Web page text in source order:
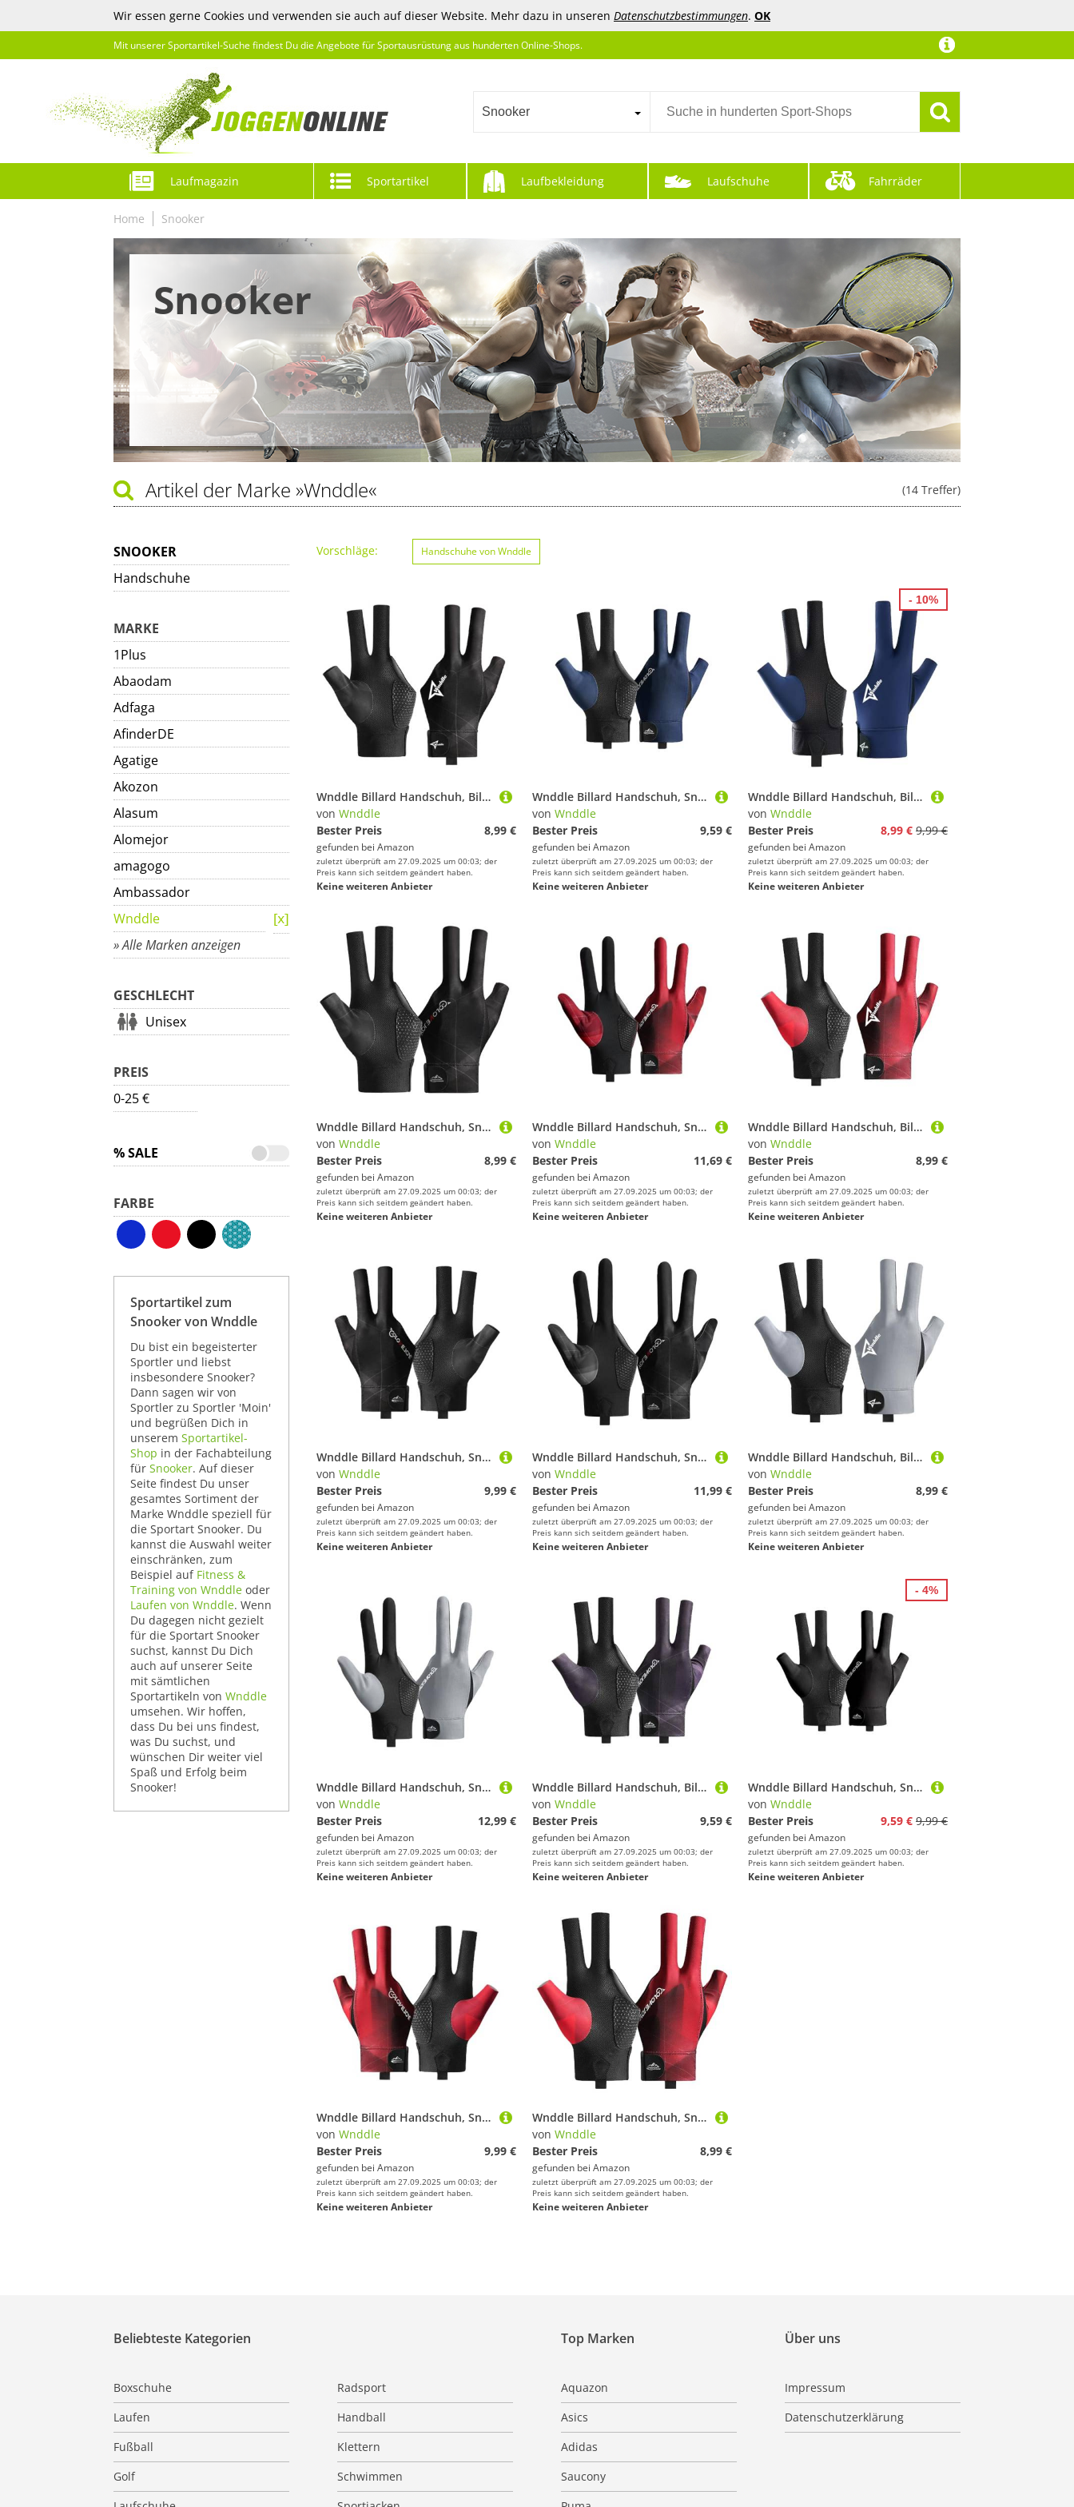
Wir essen gerne Cookies und verwenden sie auch auf dieser Website. Mehr dazu in unseren Datenschutzbestimmungen. OK
Mit unserer Sportartikel-Suche findest Du die Angebote für Sportausrüstung aus hunderten Online-Shops.
Snooker
Laufmagazin Sportartikel Laufbekleidung Laufschuhe Fahrräder
Home Snooker
Snooker
(14 Treffer)
Artikel der Marke »Wnddle«
SNOOKER
Handschuhe
MARKE
1Plus
Abaodam
Adfaga
AfinderDE
Agatige
Akozon
Alasum
Alomejor
amagogo
Ambassador
Wnddle
» Alle Marken anzeigen
GESCHLECHT
Unisex
PREIS
0-25 €
% SALE
FARBE
Sportartikel zum
Snooker von Wnddle
Du bist ein begeisterter
Sportler und liebst
insbesondere Snooker?
Dann sagen wir von
Sportler zu Sportler 'Moin'
und begrüßen Dich in
unserem Sportartikel-
Shop in der Fachabteilung
für Snooker. Auf dieser
Seite findest Du unser
gesamtes Sortiment der
Marke Wnddle speziell für
die Sportart Snooker. Du
kannst die Auswahl weiter
einschränken, zum
Beispiel auf Fitness &
Training von Wnddle oder
Laufen von Wnddle. Wenn
Du dagegen nicht gezielt
für die Sportart Snooker
suchst, kannst Du Dich
auch auf unserer Seite
mit sämtlichen
Sportartikeln von Wnddle
umsehen. Wir hoffen,
dass Du bei uns findest,
was Du suchst, und
wünschen Dir weiter viel
Spaß und Erfolg beim
Snooker!
Vorschläge: Handschuhe von Wnddle
Wnddle Billard Handschuh, Billard Handschuh Links, Snooker Handschuhe, Billiard Pool Cue Gloves, Verstellbare Poolhandschuhe, rutschfeste Poolhandschuhe, Geeignet für Snooker, Pool-Spiele (Schwarz)
von Wnddle
Bester Preis
8,99 €
gefunden bei Amazon
zuletzt überprüft am 27.09.2025 um 00:03; der
Preis kann sich seitdem geändert haben.
Keine weiteren Anbieter
Wnddle Billard Handschuh, Snooker Handschuhe, Billiard Pool Cue Gloves, Verstellbare Poolhandschuhe, rutschfeste Poolhandschuhe, Geeignet für Snooker, Carom-Spiele, Pool-Spiele
von Wnddle
Bester Preis
9,59 €
gefunden bei Amazon
zuletzt überprüft am 27.09.2025 um 00:03; der
Preis kann sich seitdem geändert haben.
Keine weiteren Anbieter
Wnddle Billard Handschuh, Billard Handschuh Links, Snooker Handschuhe, Billiard Pool Cue Gloves, Verstellbare Poolhandschuhe, rutschfeste Poolhandschuhe, Geeignet für Snooker, Pool-Spiele (Blue)
von Wnddle
Bester Preis
8,99 € 9,99 €
gefunden bei Amazon
zuletzt überprüft am 27.09.2025 um 00:03; der
Preis kann sich seitdem geändert haben.
Keine weiteren Anbieter
- 10%
Wnddle Billard Handschuh, Snooker Handschuhe, Billiard Pool Cue Gloves, rutschfeste Poolhandschuhe, Verstellbare Poolhandschuhe, Geeignet für Pool-Spiele, Snooker, Carom-Spiele.
von Wnddle
Bester Preis
8,99 €
gefunden bei Amazon
zuletzt überprüft am 27.09.2025 um 00:03; der
Preis kann sich seitdem geändert haben.
Keine weiteren Anbieter
Wnddle Billard Handschuh, Snooker Handschuhe, Billiard Pool Cue Gloves, Verstellbare Poolhandschuhe, rutschfeste Poolhandschuhe, Geeignet für Carom-Spiele, Snooker, Pool-Spiele (Rot)
von Wnddle
Bester Preis
11,69 €
gefunden bei Amazon
zuletzt überprüft am 27.09.2025 um 00:03; der
Preis kann sich seitdem geändert haben.
Keine weiteren Anbieter
Wnddle Billard Handschuh, Billard Handschuh Links, Snooker Handschuhe, Billiard Pool Cue Gloves, Verstellbare Poolhandschuhe, rutschfeste Poolhandschuhe, Geeignet für Snooker, Pool-Spiele (Red)
von Wnddle
Bester Preis
8,99 €
gefunden bei Amazon
zuletzt überprüft am 27.09.2025 um 00:03; der
Preis kann sich seitdem geändert haben.
Keine weiteren Anbieter
Wnddle Billard Handschuh, Snooker Handschuhe, Billiard Pool Cue Gloves, rutschfeste Poolhandschuhe, Billardhandschuhe Rechte Brückenhand, Geeignet für Frauen Männer
von Wnddle
Bester Preis
9,99 €
gefunden bei Amazon
zuletzt überprüft am 27.09.2025 um 00:03; der
Preis kann sich seitdem geändert haben.
Keine weiteren Anbieter
Wnddle Billard Handschuh, Snooker Handschuhe, Billiard Pool Cue Gloves, Verstellbare Poolhandschuhe, rutschfeste Poolhandschuhe, Geeignet für Carom-Spiele, Snooker, Pool-Spiele (Schwarz)
von Wnddle
Bester Preis
11,99 €
gefunden bei Amazon
zuletzt überprüft am 27.09.2025 um 00:03; der
Preis kann sich seitdem geändert haben.
Keine weiteren Anbieter
Wnddle Billard Handschuh, Billard Handschuh Links, Snooker Handschuhe, Billiard Pool Cue Gloves, Verstellbare Poolhandschuhe, rutschfeste Poolhandschuhe, Geeignet für Snooker, Pool-Spiele (Grau)
von Wnddle
Bester Preis
8,99 €
gefunden bei Amazon
zuletzt überprüft am 27.09.2025 um 00:03; der
Preis kann sich seitdem geändert haben.
Keine weiteren Anbieter
Wnddle Billard Handschuh, Snooker Handschuhe, Billiard Pool Cue Gloves, Verstellbare Poolhandschuhe, rutschfeste Poolhandschuhe, Geeignet für Carom-Spiele, Snooker, Pool-Spiele (Grau)
von Wnddle
Bester Preis
12,99 €
gefunden bei Amazon
zuletzt überprüft am 27.09.2025 um 00:03; der
Preis kann sich seitdem geändert haben.
Keine weiteren Anbieter
Wnddle Billard Handschuh, Billiard Pool Cue Gloves, Snooker Handschuhe, Verstellbare Poolhandschuhe, rutschfeste Poolhandschuhe, Geeignet für Snooker, Pool-Spiele, Carom-Spiele
von Wnddle
Bester Preis
9,59 €
gefunden bei Amazon
zuletzt überprüft am 27.09.2025 um 00:03; der
Preis kann sich seitdem geändert haben.
Keine weiteren Anbieter
Wnddle Billard Handschuh, Snooker Handschuhe, Billiard Pool Cue Gloves, rutschfeste Poolhandschuhe, Verstellbare Poolhandschuhe, Geeignet für Pool-Spiele, Snooker, Carom-Spiele. (Reines Schwarz)
von Wnddle
Bester Preis
9,59 € 9,99 €
gefunden bei Amazon
zuletzt überprüft am 27.09.2025 um 00:03; der
Preis kann sich seitdem geändert haben.
Keine weiteren Anbieter
- 4%
Wnddle Billard Handschuh, Snooker Handschuhe, Billiard Pool Cue Gloves, rutschfeste Poolhandschuhe, Billardhandschuhe Rechte Brückenhand, Geeignet für Frauen Männer
von Wnddle
Bester Preis
9,99 €
gefunden bei Amazon
zuletzt überprüft am 27.09.2025 um 00:03; der
Preis kann sich seitdem geändert haben.
Keine weiteren Anbieter
Wnddle Billard Handschuh, Snooker Handschuhe, Billiard Pool Cue Gloves, Verstellbare Poolhandschuhe, rutschfeste Poolhandschuhe, Geeignet für Pool-Spiele, Snooker, Carom-Spiele.
von Wnddle
Bester Preis
8,99 €
gefunden bei Amazon
zuletzt überprüft am 27.09.2025 um 00:03; der
Preis kann sich seitdem geändert haben.
Keine weiteren Anbieter
Über uns
Impressum
Datenschutzerklärung
Beliebteste Kategorien
Boxschuhe
Radsport
Laufen
Handball
Fußball
Klettern
Golf
Schwimmen
Top Marken
Aquazon
Asics
Adidas
Saucony